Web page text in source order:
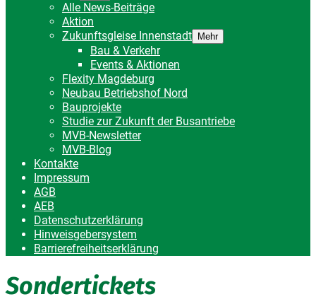
Alle News-Beiträge
Aktion
Zukunftsgleise Innenstadt
Mehr
Bau & Verkehr
Events & Aktionen
Flexity Magdeburg
Neubau Betriebshof Nord
Bauprojekte
Studie zur Zukunft der Busantriebe
MVB-Newsletter
MVB-Blog
Kontakte
Impressum
AGB
AEB
Datenschutzerklärung
Hinweisgebersystem
Barrierefreiheitserklärung
Sondertickets